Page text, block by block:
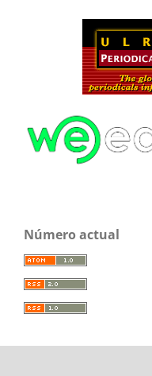
Número actual